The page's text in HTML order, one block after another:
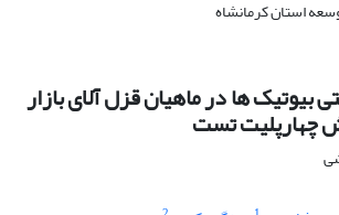
بیوتیک ها در ماهیان قزل آلای بازار
چهارپلیت تست